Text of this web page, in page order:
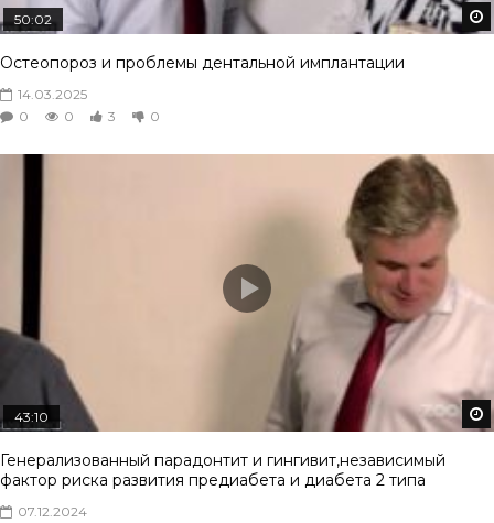
50:02
Остеопороз и проблемы дентальной имплантации
14.03.2025
0
0 3 0
43:10
Генерализованный парадонтит и гингивит,независимый
фактор риска развития предиабета и диабета 2 типа
07.12.2024